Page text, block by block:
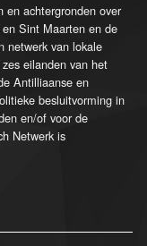
en achtergronden over
Sint Maarten en de
netwerk van lokale
eilanden van het
Antilliaanse en
besluitvorming in
en/of voor de
Netwerk is